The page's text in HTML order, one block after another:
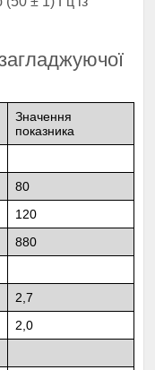
Значення
показника
80
120
880
2,7
2,0